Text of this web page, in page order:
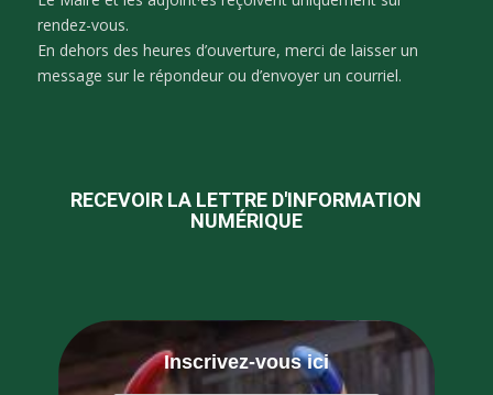
rendez-vous.
En dehors des heures d’ouverture, merci de laisser un
message sur le répondeur ou d’envoyer un courriel.
RECEVOIR LA LETTRE D'INFORMATION
NUMÉRIQUE
Inscrivez-vous ici